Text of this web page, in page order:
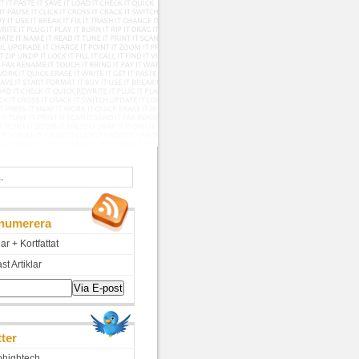
+ Kortfattat
Artiklar